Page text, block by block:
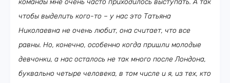
команды мне очень часто приходилось выступать. А так
чтобы выделить кого-то – у нас это Татьяна
Николаевна не очень любит, она считает, что все
равны. Но, конечно, особенно когда пришли молодые
девчонки, а нас осталось не так много после Лондона,
буквально четыре человека, в том числе и я, из тех, кто